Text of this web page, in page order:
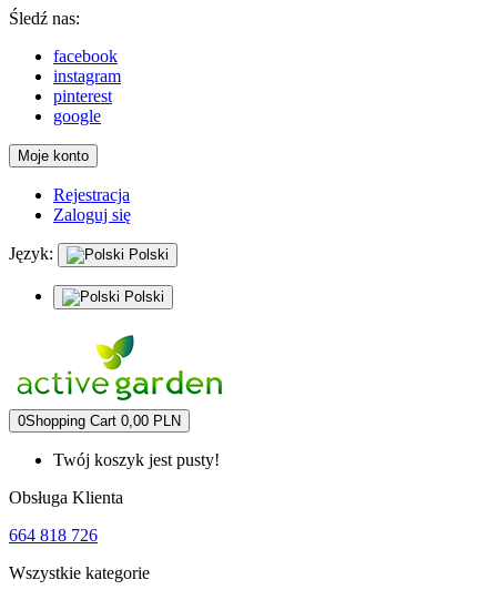
Śledź nas:
facebook
instagram
pinterest
google
Moje konto
Rejestracja
Zaloguj się
Język: Polski
Polski
0Shopping Cart 0,00 PLN
Twój koszyk jest pusty!
Obsługa Klienta
664 818 726
Wszystkie kategorie